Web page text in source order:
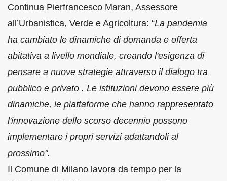
Continua Pierfrancesco Maran, Assessore
all’Urbanistica, Verde e Agricoltura: “La pandemia
ha cambiato le dinamiche di domanda e offerta
abitativa a livello mondiale, creando l'esigenza di
pensare a nuove strategie attraverso il dialogo tra
pubblico e privato . Le istituzioni devono essere più
dinamiche, le piattaforme che hanno rappresentato
l'innovazione dello scorso decennio possono
implementare i propri servizi adattandoli al
prossimo".
Il Comune di Milano lavora da tempo per la